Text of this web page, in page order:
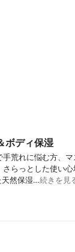
ボディ保湿
荒れに悩む方、
らっとした使い
天然保湿…続きを見